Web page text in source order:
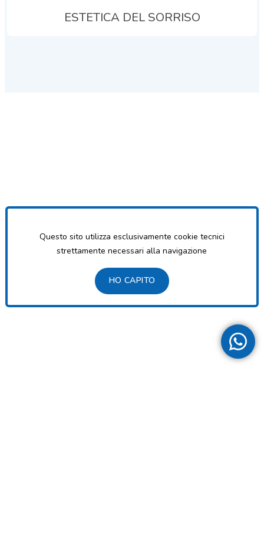
Questo sito utilizza esclusivamente cookie tecnici
strettamente necessari alla navigazione
HO CAPITO
ESTETICA DEL SORRISO